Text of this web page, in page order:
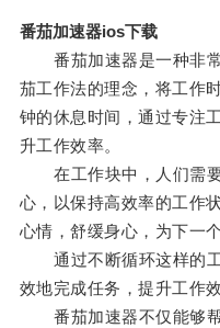
番茄加速器ios下载
番茄加速器是一种非常
茄工作法的理念，将工作
钟的休息时间，通过专注
升工作效率。
在工作块中，人们需要
心，以保持高效率的工作
心情，舒缓身心，为下一
通过不断循环这样的工
效地完成任务，提升工作效
番茄加速器不仅能够帮